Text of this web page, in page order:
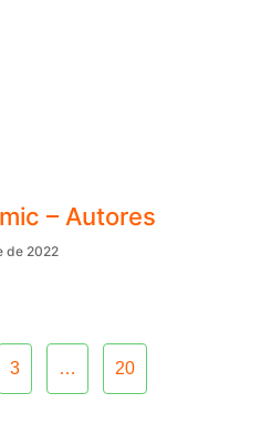
– Autores
de 2022
3 … 20